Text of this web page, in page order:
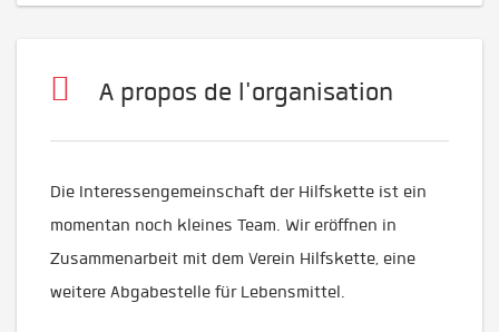
A propos de l'organisation
Die Interessengemeinschaft der Hilfskette ist ein
momentan noch kleines Team. Wir eröffnen in
Zusammenarbeit mit dem Verein Hilfskette, eine
weitere Abgabestelle für Lebensmittel.